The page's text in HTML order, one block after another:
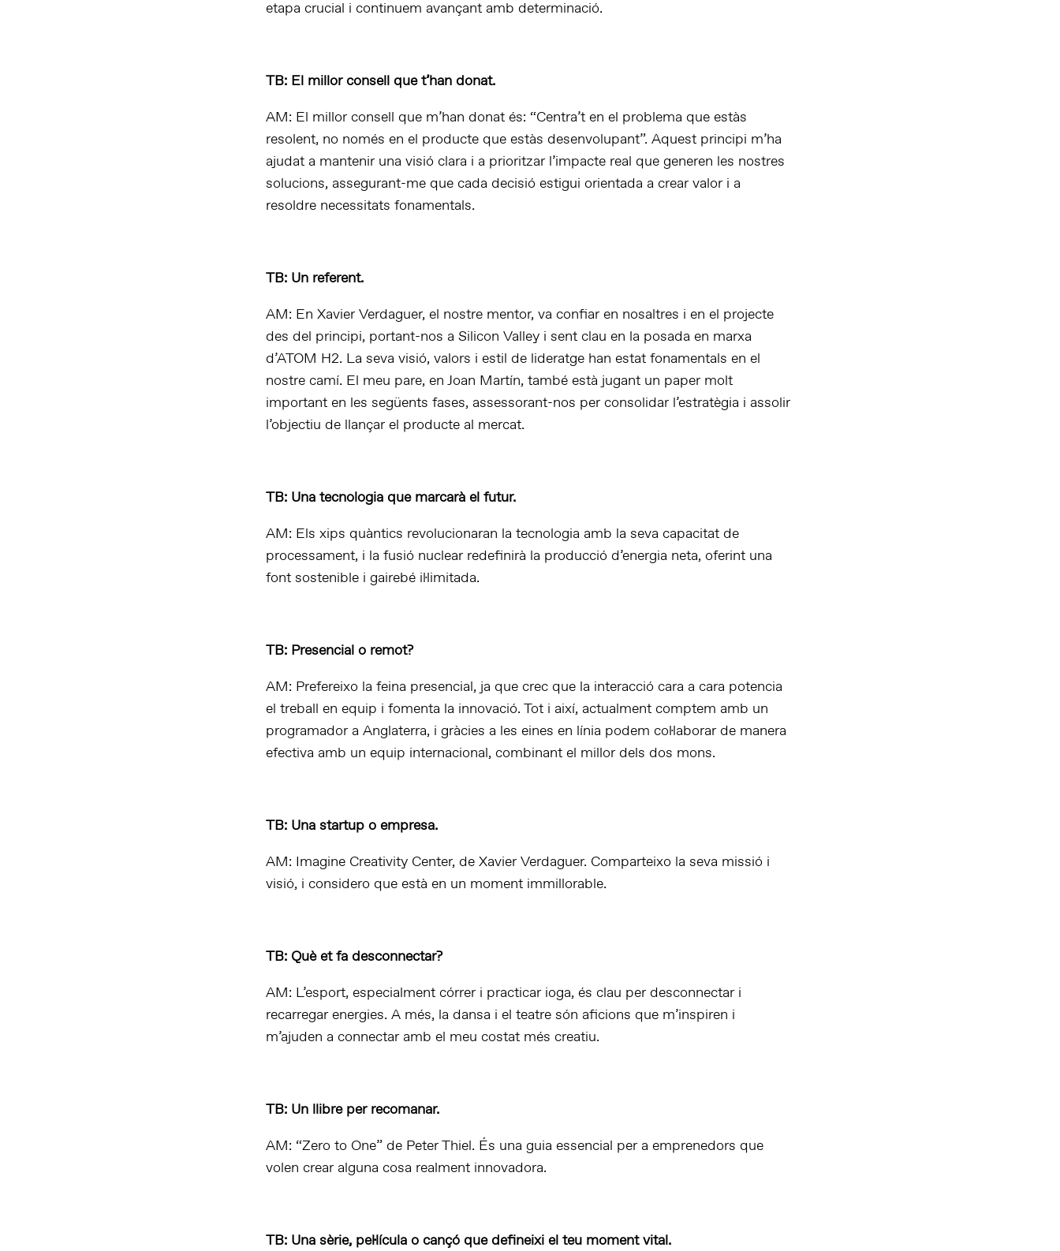
etapa crucial i continuem avançant amb determinació.
TB: El millor consell que t’han donat.
AM: El millor consell que m’han donat és: “Centra’t en el problema que estàs
resolent, no només en el producte que estàs desenvolupant”. Aquest principi m’ha
ajudat a mantenir una visió clara i a prioritzar l’impacte real que generen les nostres
solucions, assegurant-me que cada decisió estigui orientada a crear valor i a
resoldre necessitats fonamentals.
TB: Un referent.
AM: En Xavier Verdaguer, el nostre mentor, va confiar en nosaltres i en el projecte
des del principi, portant-nos a Silicon Valley i sent clau en la posada en marxa
d’ATOM H2. La seva visió, valors i estil de lideratge han estat fonamentals en el
nostre camí. El meu pare, en Joan Martín, també està jugant un paper molt
important en les següents fases, assessorant-nos per consolidar l’estratègia i assolir
l’objectiu de llançar el producte al mercat.
TB: Una tecnologia que marcarà el futur.
AM: Els xips quàntics revolucionaran la tecnologia amb la seva capacitat de
processament, i la fusió nuclear redefinirà la producció d’energia neta, oferint una
font sostenible i gairebé il·limitada.
TB: Presencial o remot?
AM: Prefereixo la feina presencial, ja que crec que la interacció cara a cara potencia
el treball en equip i fomenta la innovació. Tot i així, actualment comptem amb un
programador a Anglaterra, i gràcies a les eines en línia podem col·laborar de manera
efectiva amb un equip internacional, combinant el millor dels dos mons.
TB: Una startup o empresa.
AM: Imagine Creativity Center, de Xavier Verdaguer. Comparteixo la seva missió i
visió, i considero que està en un moment immillorable.
TB: Què et fa desconnectar?
AM: L’esport, especialment córrer i practicar ioga, és clau per desconnectar i
recarregar energies. A més, la dansa i el teatre són aficions que m’inspiren i
m’ajuden a connectar amb el meu costat més creatiu.
TB: Un llibre per recomanar.
AM: “Zero to One” de Peter Thiel. És una guia essencial per a emprenedors que
volen crear alguna cosa realment innovadora.
TB: Una sèrie, pel·lícula o cançó que defineixi el teu moment vital.